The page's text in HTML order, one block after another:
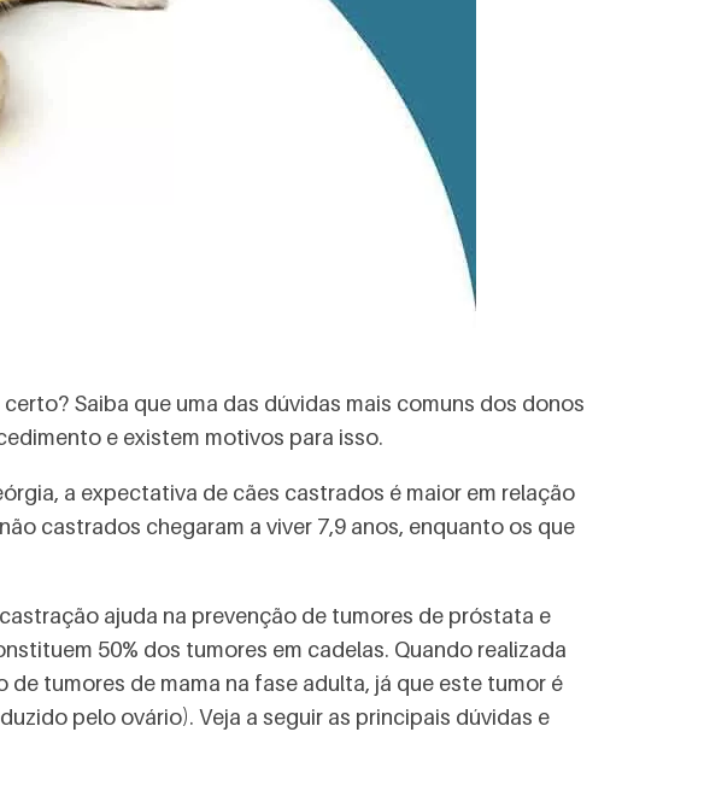
Saiba que uma das dúvidas mais comuns dos donos
e existem motivos para isso.
a expectativa de cães castrados é maior em relação
castrados chegaram a viver 7,9 anos, enquanto os que
ajuda na prevenção de tumores de próstata e
50% dos tumores em cadelas. Quando realizada
tumores de mama na fase adulta, já que este tumor é
pelo ovário). Veja a seguir as principais dúvidas e